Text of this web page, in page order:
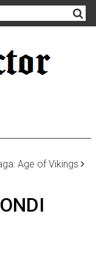
Age of Vikings